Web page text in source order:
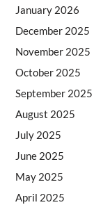
January 2026
December 2025
November 2025
October 2025
September 2025
August 2025
July 2025
June 2025
May 2025
April 2025